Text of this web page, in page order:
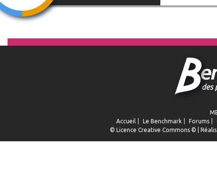
Accueil
Le Benchmark Forums
© Licence Creative Commons © |